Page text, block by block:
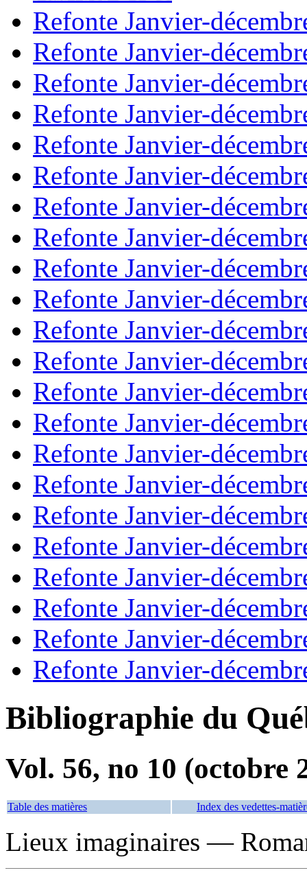
Refonte Janvier-
Refonte Janvier-
Refonte Janvier-
Refonte Janvier-
Refonte Janvier-
Refonte Janvier-
Refonte Janvier-
Refonte Janvier-
Refonte Janvier-
Refonte Janvier-
Refonte Janvier-
Refonte Janvier-
Refonte Janvier-
Refonte Janvier-
Refonte Janvier-
Refonte Janvier-
Refonte Janvier-
Refonte Janvier-
Refonte Janvier-
Refonte Janvier-
Refonte Janvier-
Refonte Janvier-
Bibliographie du
Vol. 56, no 10 (octobre
Table des matières Index des vedettes-
Lieux imaginaires —